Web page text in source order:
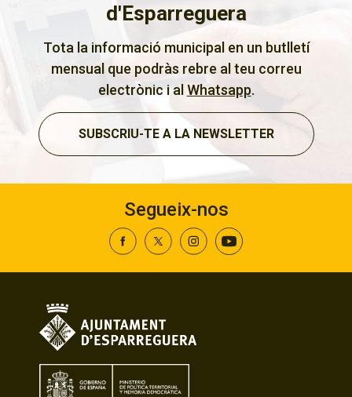
d'Esparreguera
Tota la informació municipal en un butlletí
mensual que podràs rebre al teu correu
electrònic i al Whatsapp.
SUBSCRIU-TE A LA NEWSLETTER
Segueix-nos